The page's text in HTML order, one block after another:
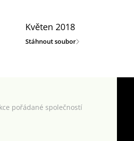
Květen 2018
Stáhnout soubor
pořádané společností